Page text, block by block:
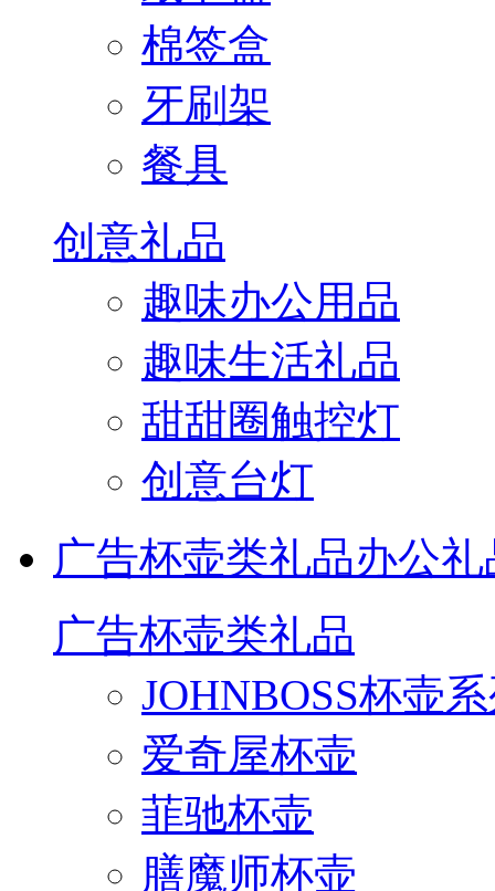
棉签盒
牙刷架
餐具
创意礼品
趣味办公用品
趣味生活礼品
甜甜圈触控灯
创意台灯
广告杯壶类礼品办公礼
广告杯壶类礼品
JOHNBOSS杯壶
爱奇屋杯壶
菲驰杯壶
膳魔师杯壶